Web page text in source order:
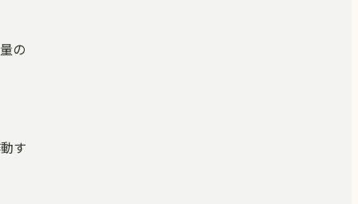
の
す